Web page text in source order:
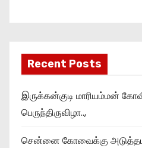
Recent Posts
இருக்கன்குடி மாரியம்மன்
பெருந்திருவிழா..,
சென்னை கோவைக்கு